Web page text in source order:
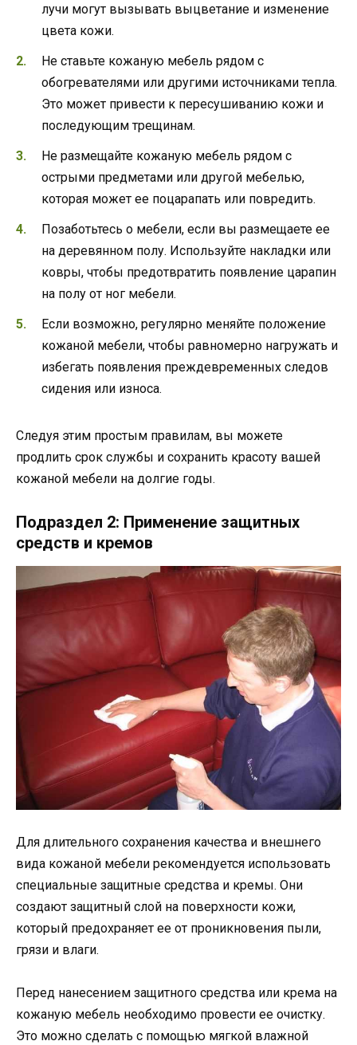
лучи могут вызывать выцветание и изменение
цвета кожи.
Не ставьте кожаную мебель рядом с
обогревателями или другими источниками тепла.
Это может привести к пересушиванию кожи и
последующим трещинам.
Не размещайте кожаную мебель рядом с
острыми предметами или другой мебелью,
которая может ее поцарапать или повредить.
Позаботьтесь о мебели, если вы размещаете ее
на деревянном полу. Используйте накладки или
ковры, чтобы предотвратить появление царапин
на полу от ног мебели.
Если возможно, регулярно меняйте положение
кожаной мебели, чтобы равномерно нагружать и
избегать появления преждевременных следов
сидения или износа.
Следуя этим простым правилам, вы можете
продлить срок службы и сохранить красоту вашей
кожаной мебели на долгие годы.
Подраздел 2: Применение защитных
средств и кремов
Для длительного сохранения качества и внешнего
вида кожаной мебели рекомендуется использовать
специальные защитные средства и кремы. Они
создают защитный слой на поверхности кожи,
который предохраняет ее от проникновения пыли,
грязи и влаги.
Перед нанесением защитного средства или крема на
кожаную мебель необходимо провести ее очистку.
Это можно сделать с помощью мягкой влажной